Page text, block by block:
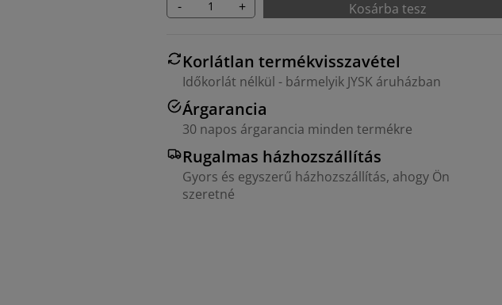
- + Kosárba tesz
Korlátlan termékvisszavétel
Időkorlát nélkül - bármelyik JYSK áruházban
Árgarancia
30 napos árgarancia minden termékre
Rugalmas házhozszállítás
Gyors és egyszerű házhozszállítás, ahogy Ön
szeretné